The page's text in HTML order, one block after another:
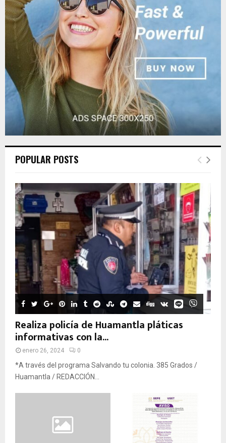
r
:
C
POPULAR POSTS
Realiza policía de Huamantla pláticas
informativas con la...
enero 26, 2024 0
*A través del programa Salvando tu colonia. 385 Grados /
Huamantla / REDACCIÓN...